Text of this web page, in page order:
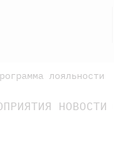
лояльности
НОВОСТИ